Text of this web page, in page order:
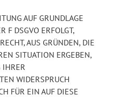
AUF GRUNDLAGE
F DSGVO ERFOLGT,
AUS GRÜNDEN, DIE
SITUATION ERGEBEN,
IHRER
WIDERSPRUCH
FÜR EIN AUF DIESE